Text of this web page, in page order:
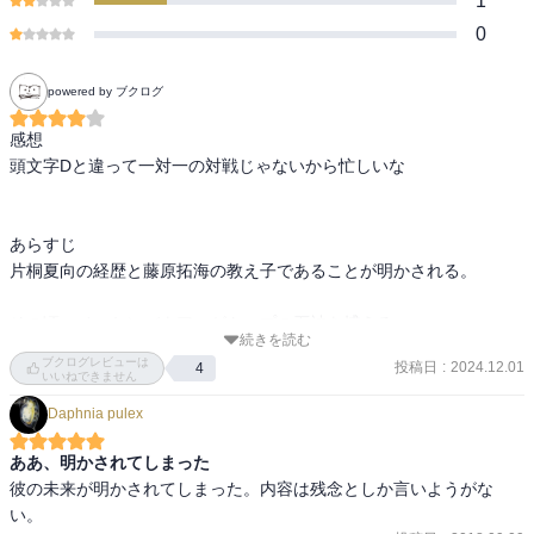
0
powered by ブクログ
感想
頭文字Dと違って一対一の対戦じゃないから忙しいな
あらすじ
片桐夏向の経歴と藤原拓海の教え子であることが明かされる。
相葉は一時3位に上がるも前半でタイヤを使いすぎる。赤羽は着々と
順位を上げる。
夏向はパワーセクションでヤジキタに抜き返されるもいよいよダウ
ンヒルに入る。
続きを読む
ブクログレビューは
いいねできません
4 投稿日 : 2024.12.01
Daphnia pulex
ああ、明かされてしまった
彼の未来が明かされてしまった。内容は残念としか言いようがな
い。